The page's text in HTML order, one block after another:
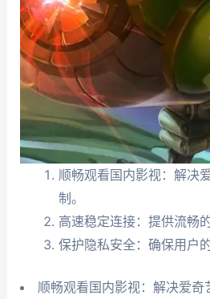
顺畅观看国内影视：解决
制。
高速稳定连接：提供流畅
保护隐私安全：确保用户
顺畅观看国内影视：解决爱奇